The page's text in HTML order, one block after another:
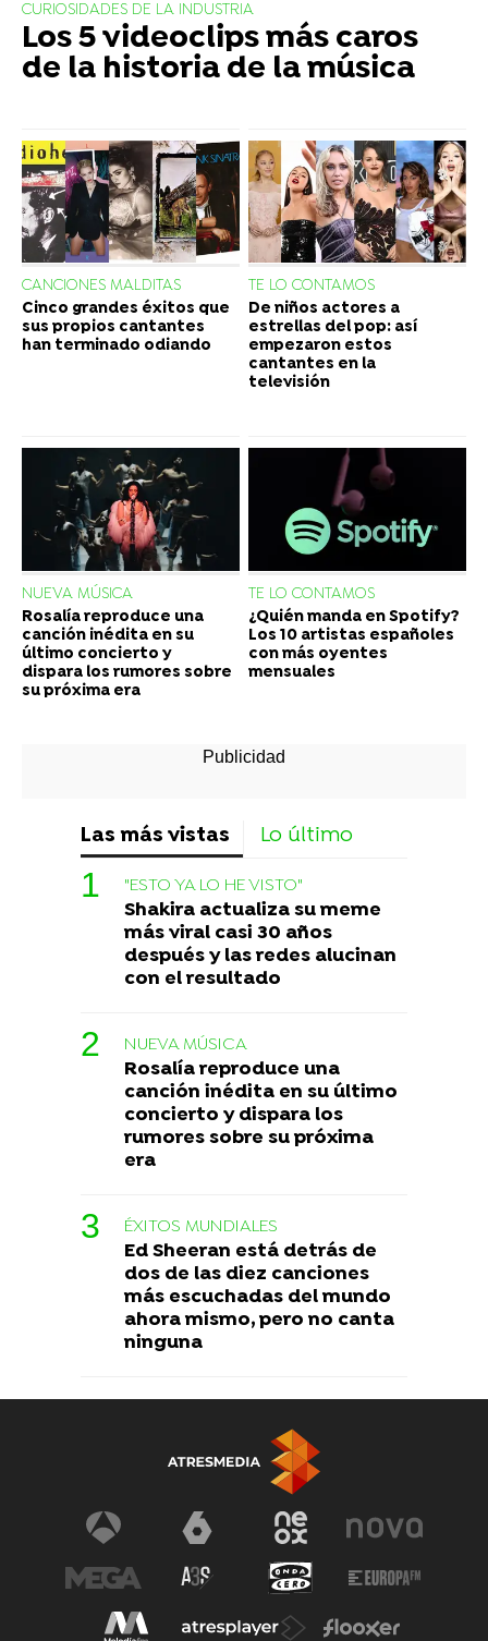
CURIOSIDADES DE LA INDUSTRIA
Los 5 videoclips más caros
de la historia de la música
CANCIONES MALDITAS
Cinco grandes éxitos que
sus propios cantantes
han terminado odiando
TE LO CONTAMOS
De niños actores a
estrellas del pop: así
empezaron estos
cantantes en la
televisión
NUEVA MÚSICA
Rosalía reproduce una
canción inédita en su
último concierto y
dispara los rumores sobre
su próxima era
TE LO CONTAMOS
¿Quién manda en Spotify?
Los 10 artistas españoles
con más oyentes
mensuales
Las más vistas Lo último
"ESTO YA LO HE VISTO"
Shakira actualiza su meme
más viral casi 30 años
después y las redes alucinan
con el resultado
NUEVA MÚSICA
Rosalía reproduce una
canción inédita en su último
concierto y dispara los
rumores sobre su próxima
era
ÉXITOS MUNDIALES
Ed Sheeran está detrás de
dos de las diez canciones
más escuchadas del mundo
ahora mismo, pero no canta
ninguna